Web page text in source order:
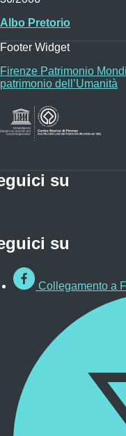
Albo Pretorio
Footer Widget
Firenze Patrimonio
patrimonio dell’Umanità
su
su
Collegamento a